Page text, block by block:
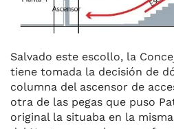
Salvado este escollo, la
tiene tomada la decisión de
columna del ascensor de
otra de las pegas que puso
original la situaba en la